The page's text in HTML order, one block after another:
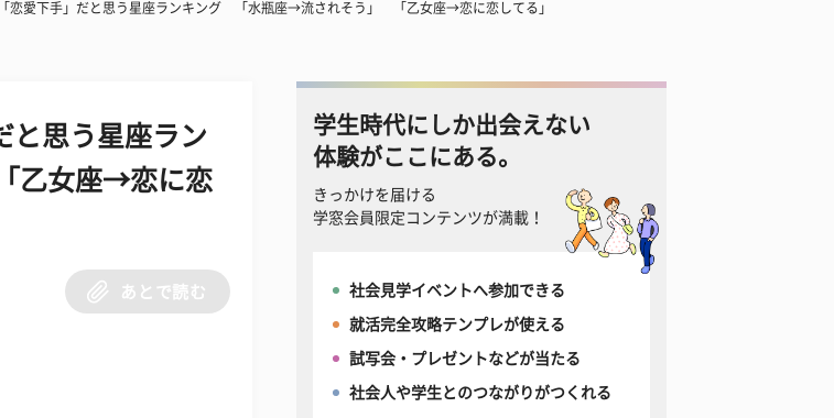
恋愛下手」だと思う星座ランキング 「水瓶座→流されそう」 「乙女座→恋に恋してる」
と思う星座ラン
乙女座→恋に恋
あとで読む
学生時代にしか出会えない
体験がここにある。
きっかけを届ける
学窓会員限定コンテンツが満載！
社会見学イベントへ参加できる
就活完全攻略テンプレが使える
試写会・プレゼントなどが当たる
社会人や学生とのつながりがつくれる